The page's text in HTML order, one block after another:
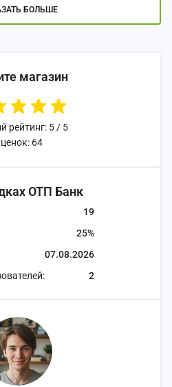
БОЛЬШЕ
магазин
рейтинг: 5 / 5
64
ОТП Банк
19
25%
07.08.2026
2